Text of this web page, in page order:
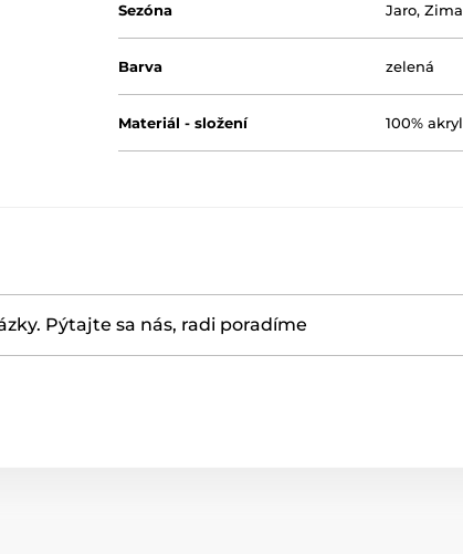
Sezóna Jaro,Zima
Barva zelená
Materiál - složení 100% akryl
Pýtajte sa nás, radi poradíme